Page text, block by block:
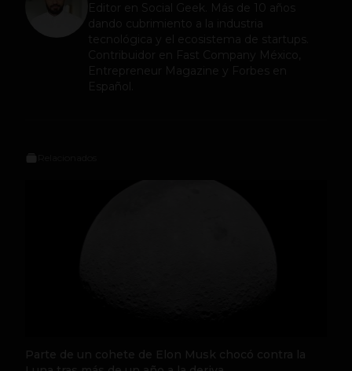
Editor en Social Geek
. Más de 10 años
dando cubrimiento a la industria
tecnológica y el ecosistema de startups.
Contribuidor en Fast Company México,
Entrepreneur Magazine y Forbes en
Español.
Parte de un cohete de Elon Musk chocó contra la